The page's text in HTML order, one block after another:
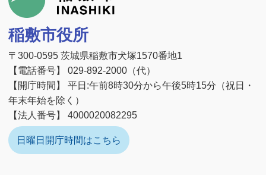
稲敷市役所
〒300-0595 茨城県稲敷市犬塚1570番地1
【電話番号】 029-892-2000（代）
【開庁時間】 平日:午前8時30分から午後5時15分（祝日・
年末年始を除く）
【法人番号】 4000020082295
日曜日開庁時間はこちら